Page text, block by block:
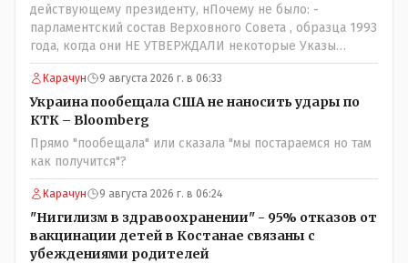
действующему президенту, нПочему не было: -
парламентский состав Верховного Совета , образца 1993
года, когда они НЕ УТВЕРЖДАЛИ некоторые Указы
Назарбаева, особенно в части выборов и перевыборов и
некоторых вопросах внутренней политики, и тогда
Назарбай волевым Указом РАСПУСТИЛ этот бунтарский
состав. Имя - Серикболсын Абдильдин вам знакомо -
юывший секретарь ЦК КП Казахстана , впоследствии -
депутат Верховного Совета и Мажлиса и Председатель
партии коммунстов- он в то время и после и причём
НЕОДНОКРАТНО, указывал и многократно на недостатки
Назарбая и предлагал ему самому ДОБРОВОЛЬНО уйти с
поста Президента.
Карачун 9 августа 2026 г. в 06:33
Украина пообещала США не наносить удары по
КТК – Bloomberg
Прямо "пообещала" или сказала "мы постараемся но там
как получится"?
Карачун 9 августа 2026 г. в 06:24
"Нигилизм в здравоохранении" - 95% отказов от
вакцинации детей в Костанае связаны с
убеждениями родителей